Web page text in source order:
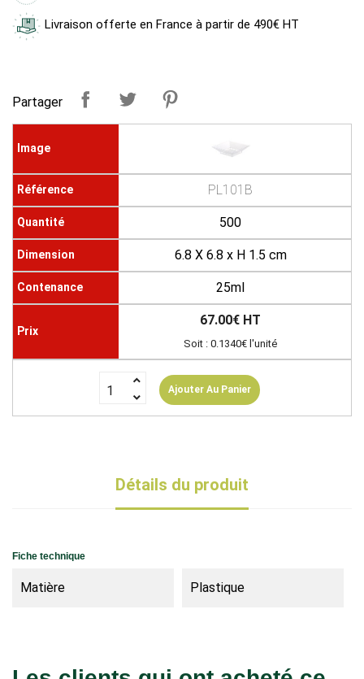
Livraison offerte en France à partir de 490€ HT
Partager
PL101B
500
6.8 X 6.8 x H 1.5 cm
25ml
67.00€ HT
Soit : 0.1340€ l'unité
Ajouter Au Panier
Détails du produit
Fiche technique
Matière Plastique